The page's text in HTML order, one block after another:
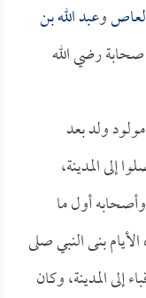
وعبد الله بن
رضي الله
ولد بعد
إلى المدينة،
أول ما
بنى النبي صلى
إلى المدينة، وكان